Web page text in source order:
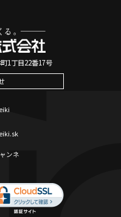
1丁目22番17号
ンネ